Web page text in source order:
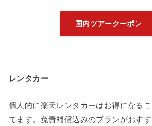
国内ツアークーポン
レンタカー
個人的に楽天レンタカーはお得になる
てます。免責補償込みのプランがおすす